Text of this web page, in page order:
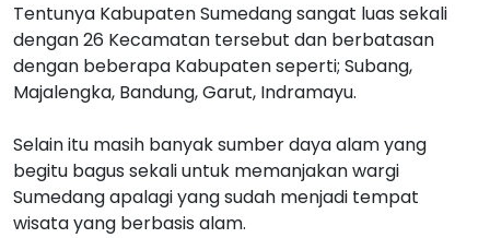
Tentunya Kabupaten Sumedang sangat luas sekali
dengan 26 Kecamatan tersebut dan berbatasan
dengan beberapa Kabupaten seperti; Subang,
Majalengka, Bandung, Garut, Indramayu.
Selain itu masih banyak sumber daya alam yang
begitu bagus sekali untuk memanjakan wargi
Sumedang apalagi yang sudah menjadi tempat
wisata yang berbasis alam.